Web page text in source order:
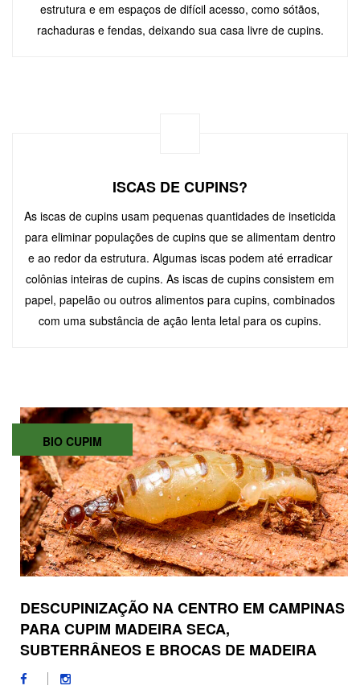
estrutura e em espaços de difícil acesso, como sótãos,
rachaduras e fendas, deixando sua casa livre de cupins.
ISCAS DE CUPINS?
As iscas de cupins usam pequenas quantidades de inseticida
para eliminar populações de cupins que se alimentam dentro
e ao redor da estrutura. Algumas iscas podem até erradicar
colônias inteiras de cupins. As iscas de cupins consistem em
papel, papelão ou outros alimentos para cupins, combinados
com uma substância de ação lenta letal para os cupins.
BIO CUPIM
DESCUPINIZAÇÃO NA CENTRO EM CAMPINAS
PARA CUPIM MADEIRA SECA,
SUBTERRÂNEOS E BROCAS DE MADEIRA